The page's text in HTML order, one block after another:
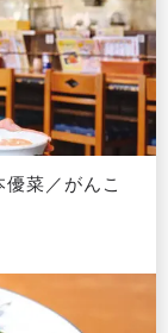
菜／がんこ